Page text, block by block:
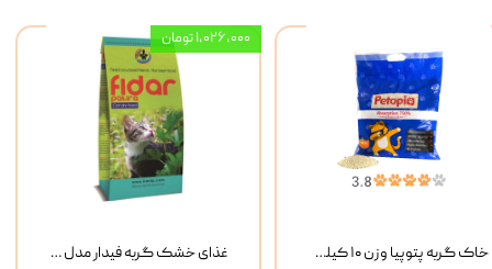
غذای خشک گربه فیدار مدل Adult وزن 10 کیلوگرم
۱,۰۲۶,۰۰۰ تومان
خاک گربه پتوپیا وزن ۱۰ کیلوگرم